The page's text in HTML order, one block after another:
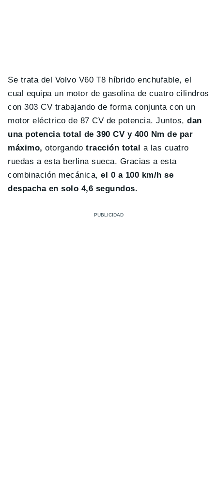
Se trata del Volvo V60 T8 híbrido enchufable, el
cual equipa un motor de gasolina de cuatro cilindros
con 303 CV trabajando de forma conjunta con un
motor eléctrico de 87 CV de potencia. Juntos,dan
una potencia total de 390 CV y 400 Nm de par
máximo, otorgandotracción total a las cuatro
ruedas a esta berlina sueca. Gracias a esta
combinación mecánica,el 0 a 100 km/h se
despacha en solo 4,6 segundos.